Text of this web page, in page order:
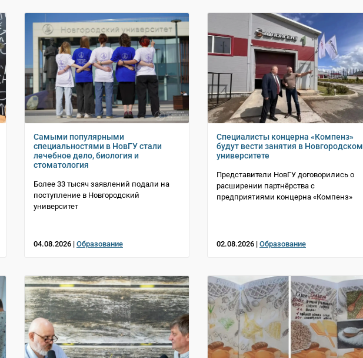
Самыми популярными
специальностями в НовГУ стали
лечебное дело, биология и
стоматология
Более 33 тысяч заявлений подали на
поступление в Новгородский
университет
04.08.2026 | Образование
Специалисты концерна «Компенз»
будут вести занятия в Новгородском
университете
Представители НовГУ договорились о
расширении партнёрства с
предприятиями концерна «Компенз»
02.08.2026 | Образование